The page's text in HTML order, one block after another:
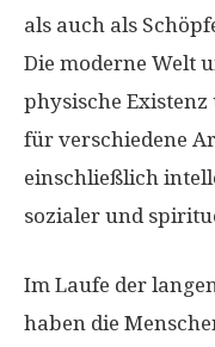
als auch als
Die moderne Welt
physische
für verschiedene
einschließlich
sozialer und
Im Laufe der
haben die